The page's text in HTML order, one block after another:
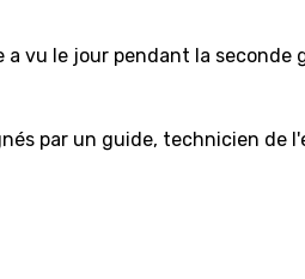
vu le jour pendant la seconde
par un guide, technicien de